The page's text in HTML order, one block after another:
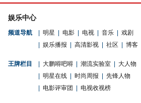
娱乐中心
频道导航 明星 电影 电视 音乐
戏剧
娱乐播报 高清影视 社区 博客
王牌栏目 大鹏嘚吧嘚 潮流实验室
大人物
明星在线 时尚周报
先锋人物
电影评审团 电视收视榜